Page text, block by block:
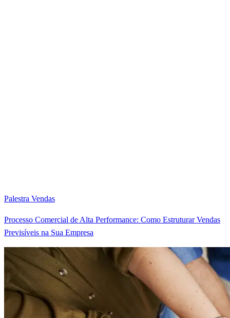
Palestra Vendas
Processo Comercial de Alta Performance: Como Estruturar Vendas
Previsíveis na Sua Empresa